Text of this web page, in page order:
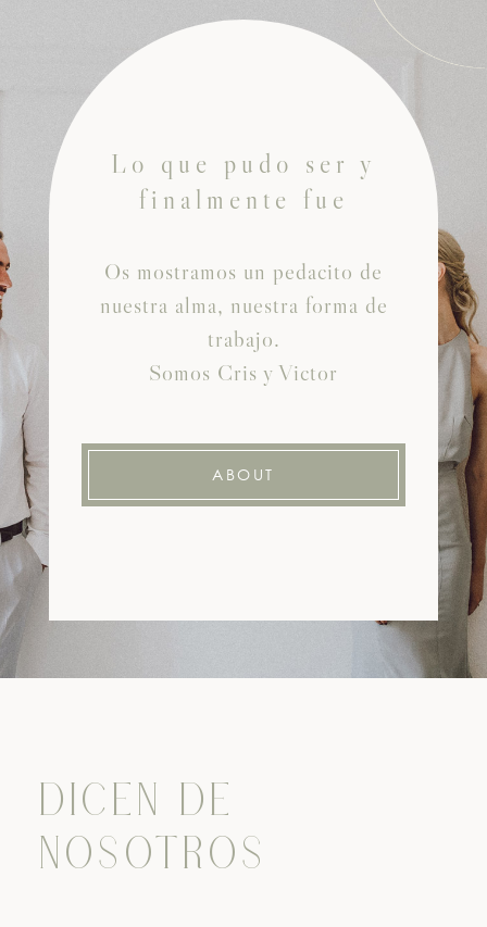
Lo que pudo ser y
finalmente fue
Os mostramos un pedacito de
nuestra alma, nuestra forma de
trabajo.
Somos Cris y Victor
ABOUT
DICEN DE
NOSOTROS